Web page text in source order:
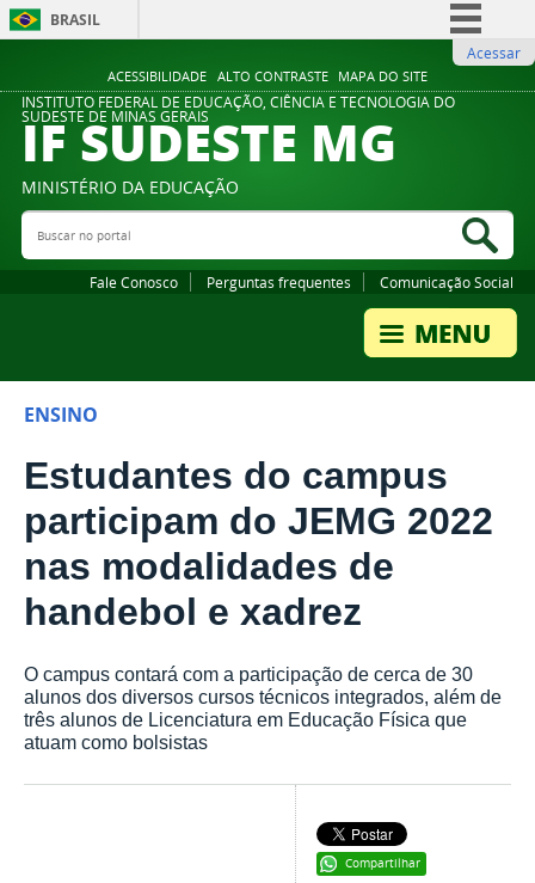
ACESSIBILIDADE ALTO CONTRASTE MAPA DO SITE
BRASIL
Comunica BR
Participe
Legislação
Acessar
INSTITUTO FEDERAL DE EDUCAÇÃO, CIÊNCIA E TECNOLOGIA DO
SUDESTE DE MINAS GERAIS
IF SUDESTE MG
MINISTÉRIO DA EDUCAÇÃO
Buscar no portal
Fale Conosco Perguntas frequentes Comunicação Social
ENSINO
Estudantes do campus
participam do JEMG 2022
nas modalidades de
handebol e xadrez
O campus contará com a participação de cerca de 30
alunos dos diversos cursos técnicos integrados, além de
três alunos de Licenciatura em Educação Física que
atuam como bolsistas
Compartilhar